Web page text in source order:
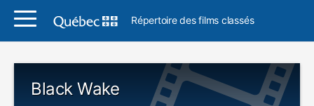
Répertoire des films classés
Black Wake